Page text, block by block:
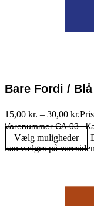
Bare Fordi / Blå
15,00 kr. – 30,00 kr.
VarenummerCA-03
Vælg muligheder
kan vælges på varesiden